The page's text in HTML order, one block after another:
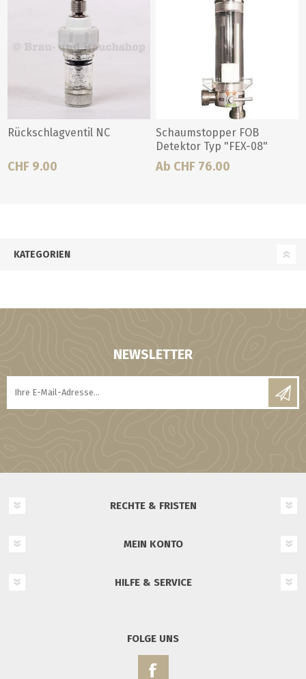
Rückschlagventil NC
CHF 9.00
Schaumstopper FOB
Detektor Typ "FEX-08"
Ab CHF 76.00
KATEGORIEN
NEWSLETTER
RECHTE & FRISTEN
MEIN KONTO
HILFE & SERVICE
FOLGE UNS